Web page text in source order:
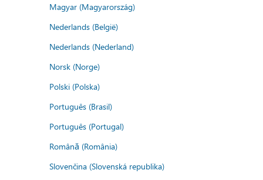
Magyar (Magyarország)
Nederlands (België)
Nederlands (Nederland)
Norsk (Norge)
Polski (Polska)
Português (Brasil)
Português (Portugal)
Română (România)
Slovenčina (Slovenská republika)